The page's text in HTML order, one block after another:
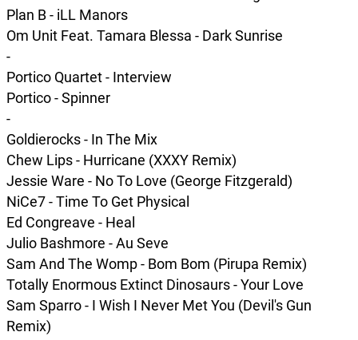
Plan B - iLL Manors
Om Unit Feat. Tamara Blessa - Dark Sunrise
-
Portico Quartet - Interview
Portico - Spinner
-
Goldierocks - In The Mix
Chew Lips - Hurricane (XXXY Remix)
Jessie Ware - No To Love (George Fitzgerald)
NiCe7 - Time To Get Physical
Ed Congreave - Heal
Julio Bashmore - Au Seve
Sam And The Womp - Bom Bom (Pirupa Remix)
Totally Enormous Extinct Dinosaurs - Your Love
Sam Sparro - I Wish I Never Met You (Devil's Gun
Remix)